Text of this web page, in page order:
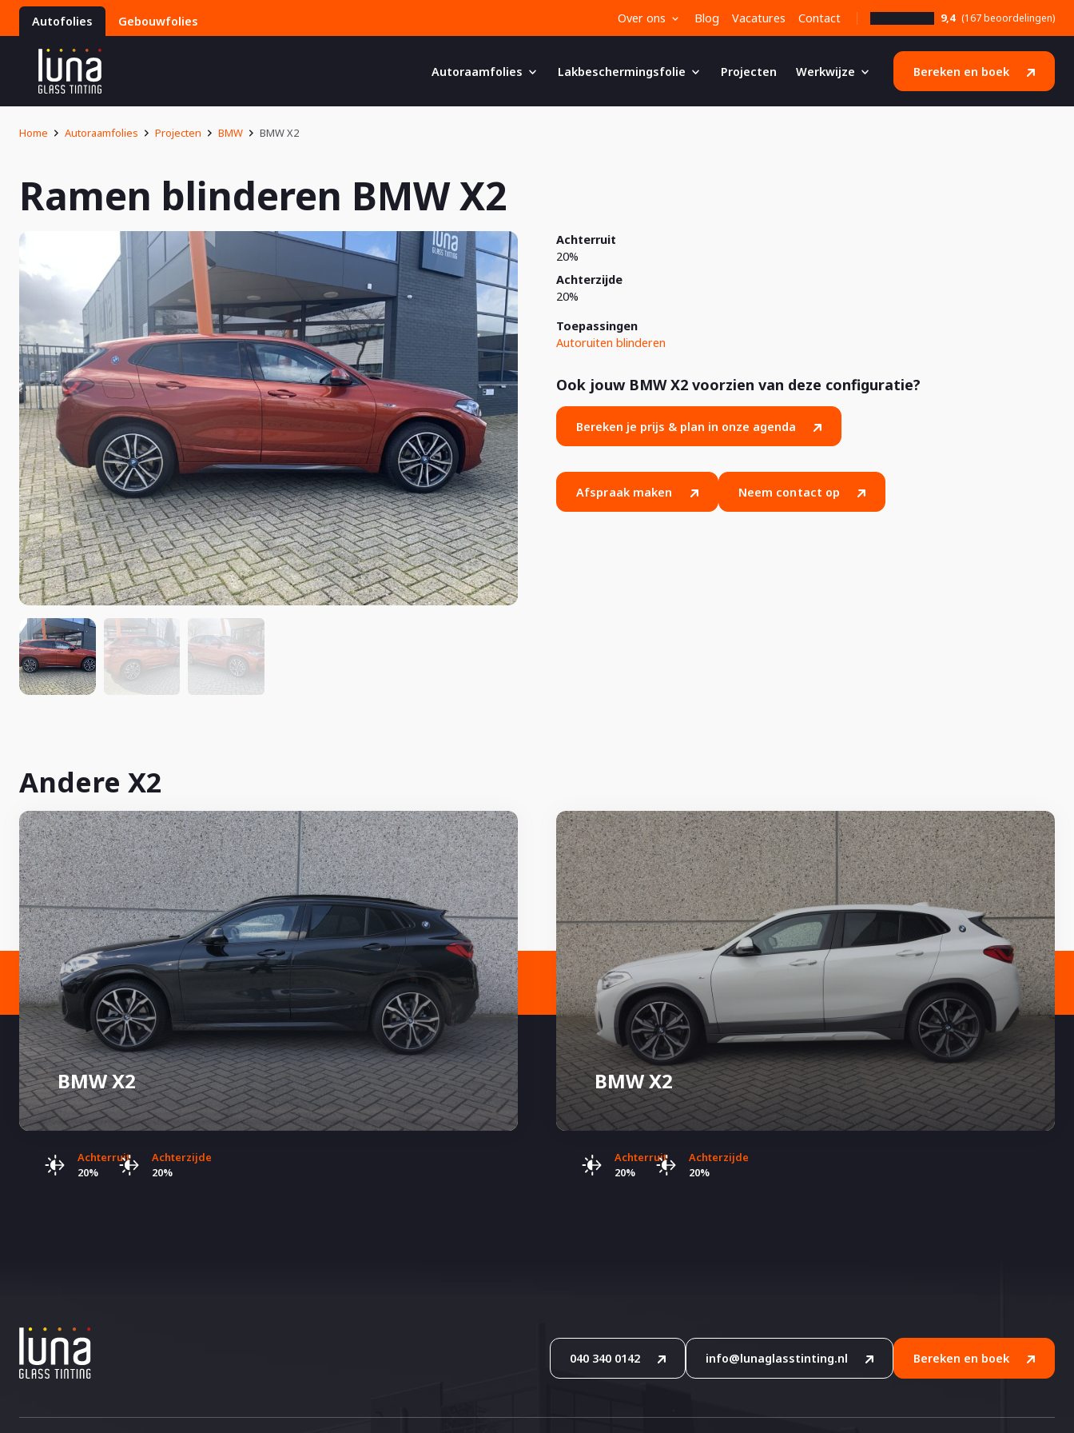
Autofolies Gebouwfolies Over ons Blog Vacatures Contact 9,4 (167 beoordelingen)
Autoraamfolies Lakbeschermingsfolie Projecten Werkwijze Bereken en boek
Home Autoraamfolies Projecten BMW BMW X2
Ramen blinderen BMW X2
Achterruit
20%
Achterzijde
20%
Toepassingen
Autoruiten blinderen
Ook jouw BMW X2 voorzien van deze configuratie?
Bereken je prijs & plan in onze agenda
Afspraak maken Neem contact op
Andere X2
BMW X2
Achterruit
20%
Achterzijde
20%
BMW X2
Achterruit
20%
Achterzijde
20%
040 340 0142 info@lunaglasstinting.nl Bereken en boek